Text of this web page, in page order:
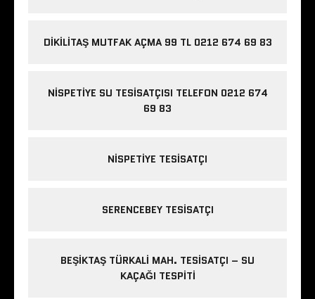
DIKILITAŞ MUTFAK AÇMA 99 TL 0212 674 69 83
NISPETIYE SU TESISATÇISI TELEFON 0212 674
69 83
NISPETIYE TESISATÇI
SERENCEBEY TESISATÇI
BEŞIKTAŞ TÜRKALI MAH. TESISATÇI – SU
KAÇAĞI TESPITI